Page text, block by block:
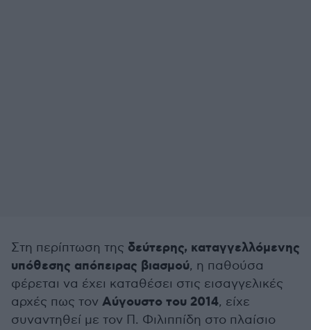
Στη περίπτωση της δεύτερης, καταγγελλόμενης
υπόθεσης απόπειρας βιασμού, η παθούσα
φέρεται να έχει καταθέσει στις εισαγγελικές
αρχές πως τον Αύγουστο του 2014, είχε
συναντηθεί με τον Π. Φιλιππίδη στο πλαίσιο